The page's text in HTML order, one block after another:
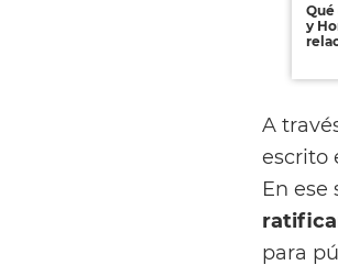
y
A
escrito
En ese
para